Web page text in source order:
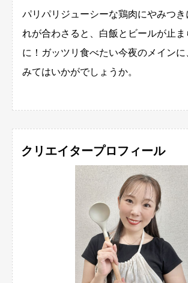
パリパリジューシーな鶏肉にやみつ
れが合わさると、白飯とビールが止ま
に！ガッツリ食べたい今夜のメインに
みてはいかがでしょうか。
クリエイタープロフィール